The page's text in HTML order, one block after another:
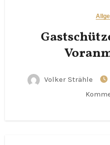
Volker Strähle